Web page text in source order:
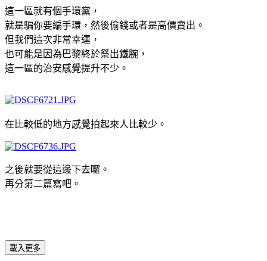
這一區就有個手環黨，
就是騙你要編手環，然後偷錢或者是高價賣出。
但我們這次非常幸運，
也可能是因為巴黎終於祭出鐵腕，
這一區的治安感覺提升不少。
在比較低的地方感覺拍起來人比較少。
之後就要從這邊下去囉。
再分第二篇寫吧。
載入更多